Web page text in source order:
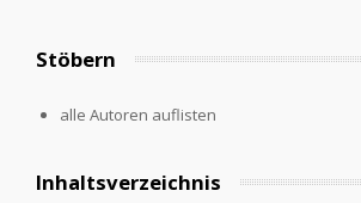
Stöbern
alle Autoren auflisten
Inhaltsverzeichnis